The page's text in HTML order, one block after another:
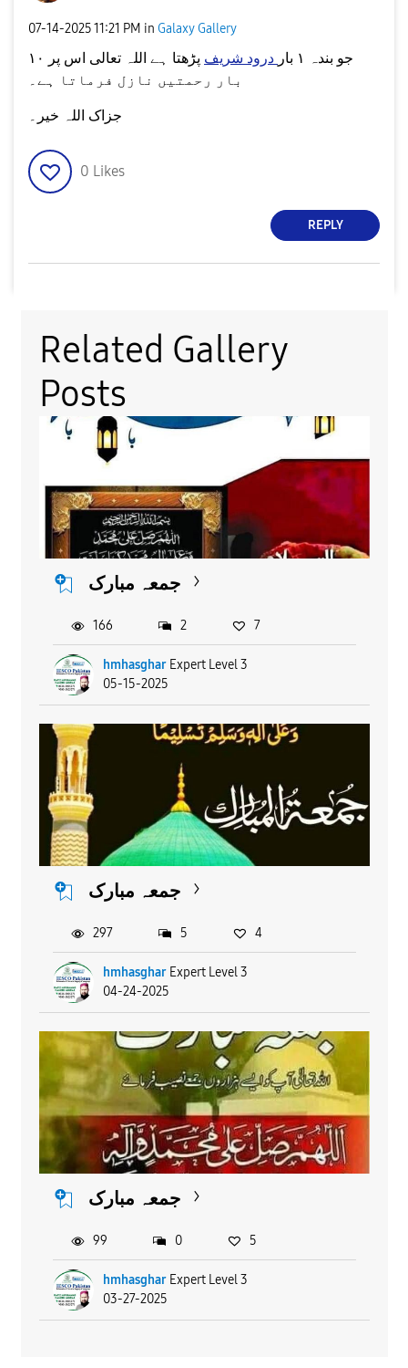
‎07-14-202511:21 PM in Galaxy Gallery
جو بندہ ۱ بار درود شریف
پڑھتا ہے اللہ تعالی اس پر ۱۰
بار رحمتیں نازل فرماتا ہے۔
جزاک اللہ خیر۔
0 Likes
REPLY
Related Gallery
Posts
جمعہ مبارک
hmhasghar Expert Level 3
05-15-2025
166 2 7
جمعہ مبارک
hmhasghar Expert Level 3
04-24-2025
297 5 4
جمعہ مبارک
hmhasghar Expert Level 3
03-27-2025
99 0 5